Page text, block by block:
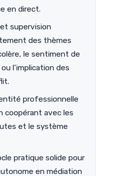
en direct.
supervision
des thèmes
le sentiment de
l’implication des
professionnelle
coopérant avec les
et le système
pratique solide pour
en médiation